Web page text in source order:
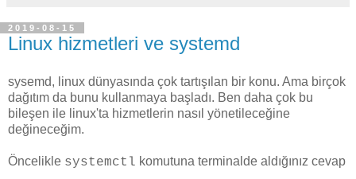
2019-08-15
Linux hizmetleri ve systemd
sysemd, linux dünyasında çok tartışılan bir konu. Ama birçok
dağıtım da bunu kullanmaya başladı. Ben daha çok bu
bileşen ile linux'ta hizmetlerin nasıl yönetileceğine
değineceğim.
Öncelikle systemctl komutuna terminalde aldığınız cevap